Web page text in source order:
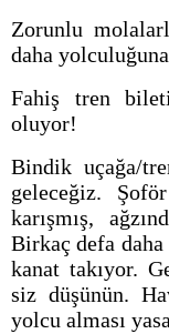
Zorunlu
daha
Fahiş tren
oluyor!
Bindik uçağa/
geleceğiz.
karışmış,
Birkaç defa
kanat takıyor.
siz düşünün.
yolcu alması